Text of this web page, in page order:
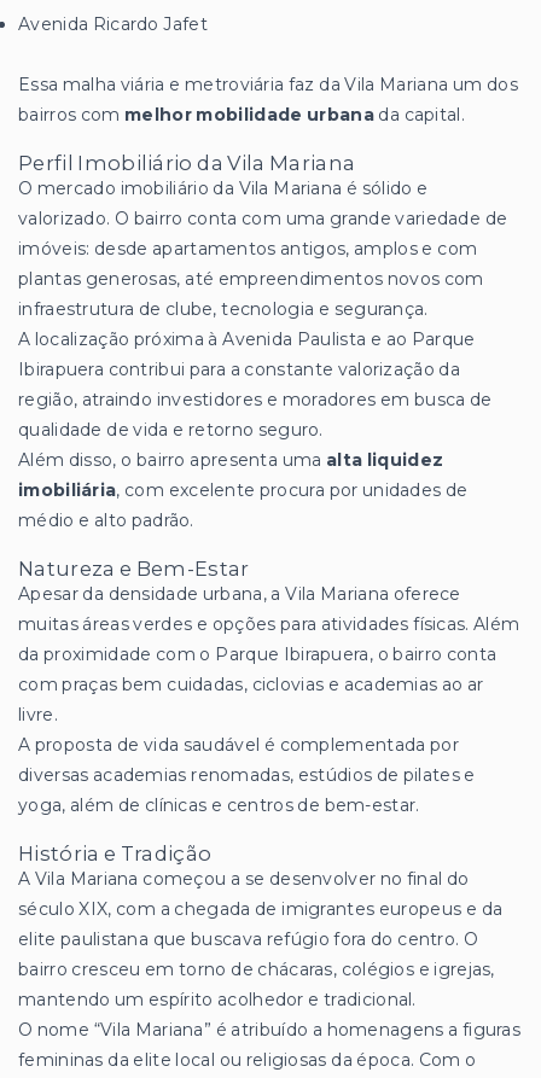
Avenida Ricardo Jafet
Essa malha viária e metroviária faz da Vila Mariana um dos
bairros com melhor mobilidade urbanada capital.
Perfil Imobiliário da Vila Mariana
O mercado imobiliário da Vila Mariana é sólido e
valorizado. O bairro conta com uma grande variedade de
imóveis: desde apartamentos antigos, amplos e com
plantas generosas, até empreendimentos novos com
infraestrutura de clube, tecnologia e segurança.
A localização próxima à Avenida Paulista e ao Parque
Ibirapuera contribui para a constante valorização da
região, atraindo investidores e moradores em busca de
qualidade de vida e retorno seguro.
Além disso, o bairro apresenta uma alta liquidez
imobiliária, com excelente procura por unidades de
médio e alto padrão.
Natureza e Bem-Estar
Apesar da densidade urbana, a Vila Mariana oferece
muitas áreas verdes e opções para atividades físicas. Além
da proximidade com o Parque Ibirapuera, o bairro conta
com praças bem cuidadas, ciclovias e academias ao ar
livre.
A proposta de vida saudável é complementada por
diversas academias renomadas, estúdios de pilates e
yoga, além de clínicas e centros de bem-estar.
História e Tradição
A Vila Mariana começou a se desenvolver no final do
século XIX, com a chegada de imigrantes europeus e da
elite paulistana que buscava refúgio fora do centro. O
bairro cresceu em torno de chácaras, colégios e igrejas,
mantendo um espírito acolhedor e tradicional.
O nome “Vila Mariana” é atribuído a homenagens a figuras
femininas da elite local ou religiosas da época. Com o